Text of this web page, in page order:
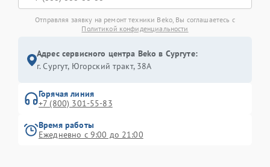
Отправляя заявку на ремонт техники Beko, Вы соглашаетесь с
Политикой конфиденциальности
Адрес сервисного центра Beko в Сургуте:
г. Сургут, Югорский тракт, 38А
Горячая линия
+7 (800) 301-55-83
Время работы
Ежедневно с 9:00 до 21:00